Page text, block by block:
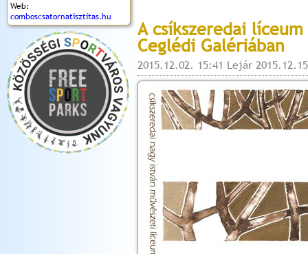
Web:
comboscsatornatisztitas.hu
A csíkszeredai
Ceglédi Galériában
2015.12.02. 15:41 Lejár